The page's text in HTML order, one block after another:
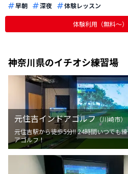
早朝
深夜 体験レッスン
体験利用（無料〜
神奈川県のイチオシ練習場
元住吉インドアゴルフ（川崎市）
元住吉駅から徒歩5分!! 24時間いつでも
アゴルフ！